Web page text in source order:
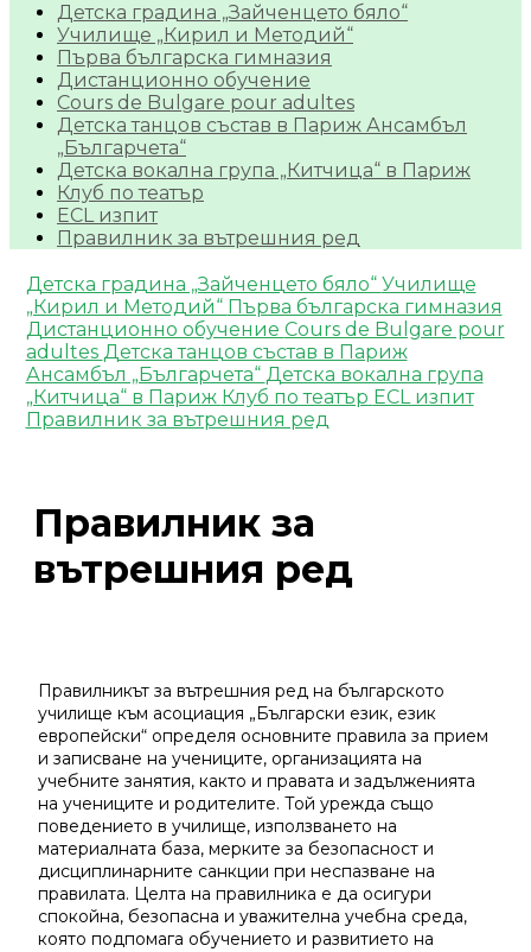
Детска градина „Зайченцето бяло“
Училище „Кирил и Методий“
Първа българска гимназия
Дистанционно обучение
Cours de Bulgare pour adultes
Детска танцов състав в Париж Ансамбъл
„Българчета“
Детска вокална група „Китчица“ в Париж
Клуб по театър
ECL изпит
Правилник за вътрешния ред
Детска градина „Зайченцето бяло“ Училище
„Кирил и Методий“ Първа българска гимназия
Дистанционно обучение Cours de Bulgare pour
adultes Детска танцов състав в Париж
Ансамбъл „Българчета“ Детска вокална група
„Китчица“ в Париж Клуб по театър ECL изпит
Правилник за вътрешния ред
Правилник за
вътрешния ред
Правилникът за вътрешния ред на българското
училище към асоциация „Български език, език
европейски“ определя основните правила за прием
и записване на учениците, организацията на
учебните занятия, както и правата и задълженията
на учениците и родителите. Той урежда също
поведението в училище, използването на
материалната база, мерките за безопасност и
дисциплинарните санкции при неспазване на
правилата. Целта на правилника е да осигури
спокойна, безопасна и уважителна учебна среда,
която подпомага обучението и развитието на